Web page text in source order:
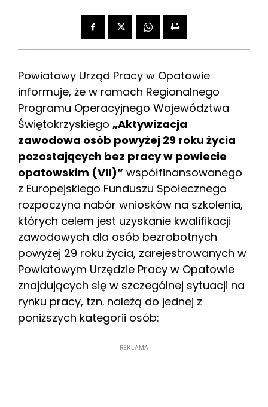
Powiatowy Urząd Pracy w Opatowie
informuje, że w ramach Regionalnego
Programu Operacyjnego Województwa
Świętokrzyskiego „Aktywizacja
zawodowa osób powyżej 29 roku życia
pozostających bez pracy w powiecie
opatowskim (VII)” współfinansowanego
z Europejskiego Funduszu Społecznego
rozpoczyna nabór wniosków na szkolenia,
których celem jest uzyskanie kwalifikacji
zawodowych dla osób bezrobotnych
powyżej 29 roku życia, zarejestrowanych w
Powiatowym Urzędzie Pracy w Opatowie
znajdujących się w szczególnej sytuacji na
rynku pracy, tzn. należą do jednej z
poniższych kategorii osób:
REKLAMA